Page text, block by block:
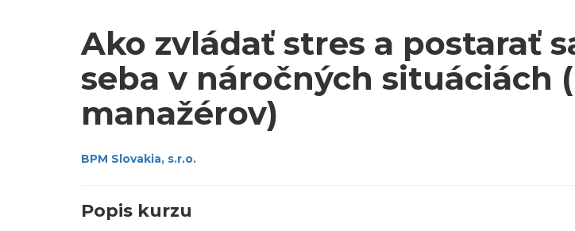
Ako zvládať stres a postarať
seba v náročných situáciách
manažérov)
BPM Slovakia, s.r.o.
Popis kurzu